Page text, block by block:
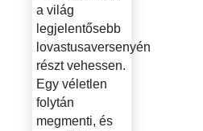
a világ
legjelentősebb
lovastusaversenyén
részt vehessen.
Egy véletlen
folytán
megmenti, és